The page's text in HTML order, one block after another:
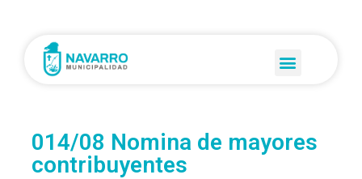
014/08 Nomina de mayores
contribuyentes